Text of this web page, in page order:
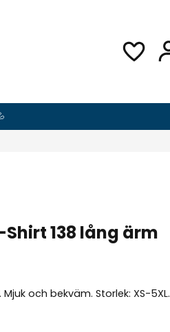
Shirt 138 lång ärm
Mjuk och bekväm. Storlek: XS-5XL.